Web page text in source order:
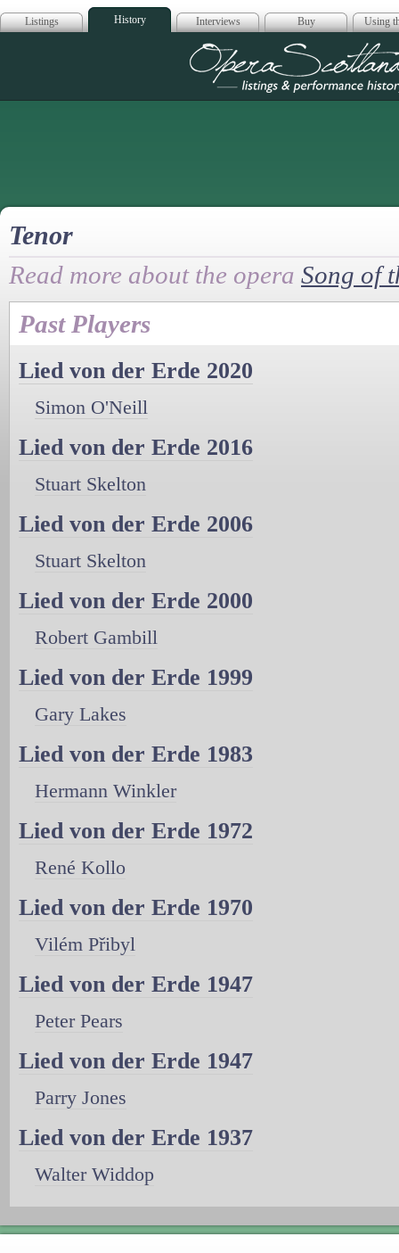
Listings History Interviews Buy Using
Opera
Tenor
Read more about the opera Song of
Past Players
Lied von der Erde 2020
Simon O'Neill
Lied von der Erde 2016
Stuart Skelton
Lied von der Erde 2006
Stuart Skelton
Lied von der Erde 2000
Robert Gambill
Lied von der Erde 1999
Gary Lakes
Lied von der Erde 1983
Hermann Winkler
Lied von der Erde 1972
René Kollo
Lied von der Erde 1970
Vilém Přibyl
Lied von der Erde 1947
Peter Pears
Lied von der Erde 1947
Parry Jones
Lied von der Erde 1937
Walter Widdop